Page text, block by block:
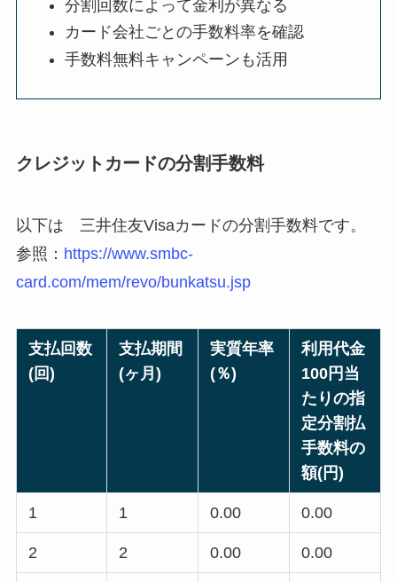
分割回数によって金利が異なる
カード会社ごとの手数料率を確認
手数料無料キャンペーンも活用
クレジットカードの分割手数料
以下は 三井住友Visaカードの分割手数料です。
参照： https://www.smbc-
card.com/mem/revo/bunkatsu.jsp
支払回数
(回)
支払期間
(ヶ月)
実質年率
(％)
利用代金
100円当
たりの指
定分割払
手数料の
額(円)
1 1 0.00 0.00
2 2 0.00 0.00